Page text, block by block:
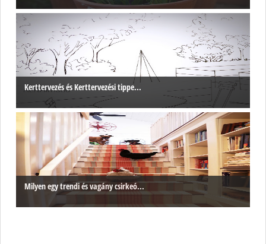
Kerttervezés és Kerttervezési tippe...
Milyen egy trendi és vagány csirkeó...